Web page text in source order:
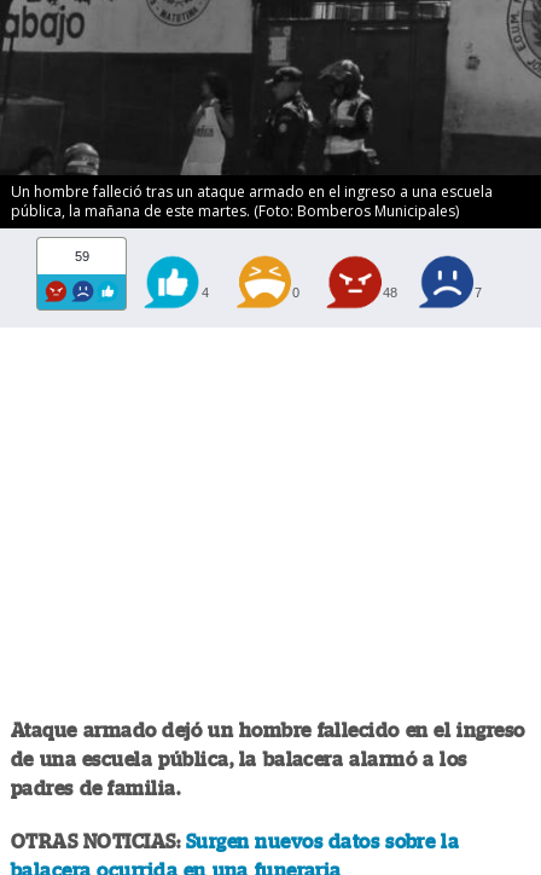
Un hombre falleció tras un ataque armado en el ingreso a una escuela
pública, la mañana de este martes. (Foto: Bomberos Municipales)
59
4 0 48 7
Ataque armado dejó un hombre fallecido en el ingreso
de una escuela pública, la balacera alarmó a los
padres de familia.
OTRAS NOTICIAS: Surgen nuevos datos sobre la